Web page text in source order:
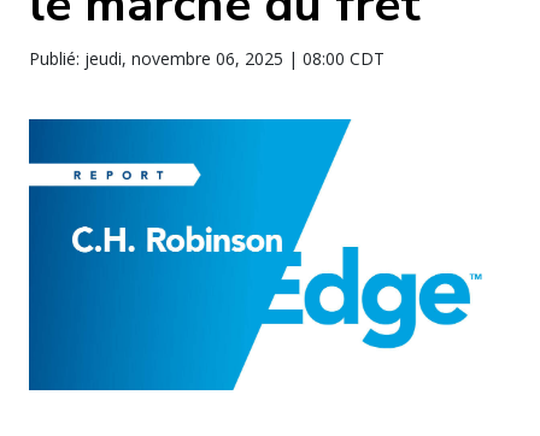
Publié: jeudi, novembre 06, 2025 | 08:00 CDT